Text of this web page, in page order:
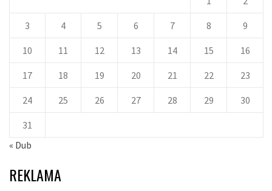
3 4 5 6 7 8 9
10 11 12 13 14 15 16
17 18 19 20 21 22 23
24 25 26 27 28 29 30
31
« Dub
REKLAMA